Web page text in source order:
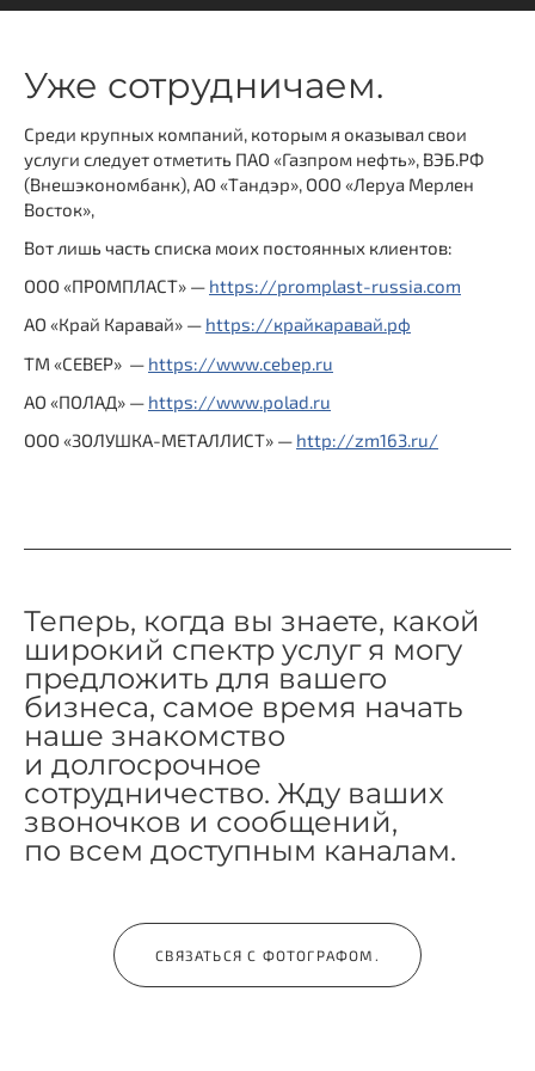
Уже сотрудничаем.
Среди крупных компаний, которым я оказывал свои
услуги следует отметить ПАО «Газпром нефть», ВЭБ.РФ
(Внешэкономбанк), АО «Тандэр», ООО «Леруа Мерлен
Восток»,
Вот лишь часть списка моих постоянных клиентов:
ООО «ПРОМПЛАСТ» — https://promplast-russia.com
АО «Край Каравай» — https://крайкаравай.рф
ТМ «СЕВЕР» — https://www.cebep.ru
АО «ПОЛАД» — https://www.polad.ru
ООО «ЗОЛУШКА-МЕТАЛЛИСТ» — http://zm163.ru/
Теперь, когда вы знаете, какой
широкий спектр услуг я могу
предложить для вашего
бизнеса, самое время начать
наше знакомство
и долгосрочное
сотрудничество. Жду ваших
звоночков и сообщений,
по всем доступным каналам.
СВЯЗАТЬСЯ С ФОТОГРАФОМ.